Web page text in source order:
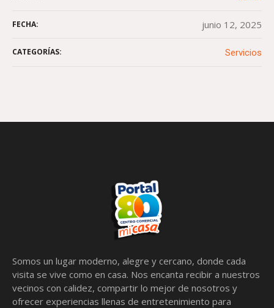
FECHA: junio 12, 2025
CATEGORÍAS: Servicios
Somos un lugar moderno, alegre y cercano, donde cada
visita se vive como en casa. Nos encanta recibir a nuestros
vecinos con calidez, compartir lo mejor de nosotros y
ofrecer experiencias llenas de entretenimiento para